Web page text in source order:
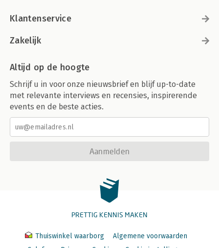
Klantenservice
Zakelijk
Altijd op de hoogte
Schrijf u in voor onze nieuwsbrief en blijf up-to-date
met relevante interviews en recensies, inspirerende
events en de beste acties.
Aanmelden
PRETTIG KENNIS MAKEN
Thuiswinkel waarborg
Algemene voorwaarden